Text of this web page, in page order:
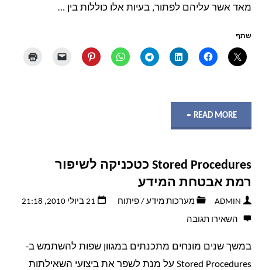
מאד אשר עליהם לפתור, בעיות אלו כוללות בין …
שתף
READ MORE "גבולות
שבהם
חשוב
עם
Stored Procedures כטכניקה לשיפור
רמת אבטחת המידע
ADMIN מערכות מידע/פיתוח
21 ביולי 2010, 21:18
השאירו תגובה
במשך שנים מונחים מתכנתים במגוון שפות להשתמש ב-
Stored Procedures על מנת לשפר את ביצועי השאילתות